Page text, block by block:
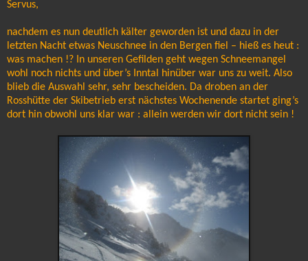
Servus,
nachdem es nun deutlich kälter geworden ist und dazu in der
letzten Nacht etwas Neuschnee in den Bergen fiel – hieß es heut :
was machen !? In unseren Gefilden geht wegen Schneemangel
wohl noch nichts und über’s Inntal hinüber war uns zu weit. Also
blieb die Auswahl sehr, sehr bescheiden. Da droben an der
Rosshütte der Skibetrieb erst nächstes Wochenende startet ging’s
dort hin obwohl uns klar war : allein werden wir dort nicht sein !